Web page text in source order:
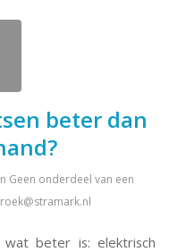
beter dan
Geen onderdeel van een
beter is: elektrisch